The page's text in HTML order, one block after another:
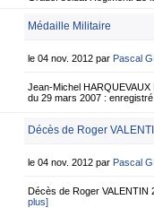
Médaille Militaire
le 04 nov. 2012 par Pascal
Jean-Michel
du 29 mars 2007 :
Décès de Roger
le 04 nov. 2012 par Pascal
Décès de Roger VALENTIN
plus]